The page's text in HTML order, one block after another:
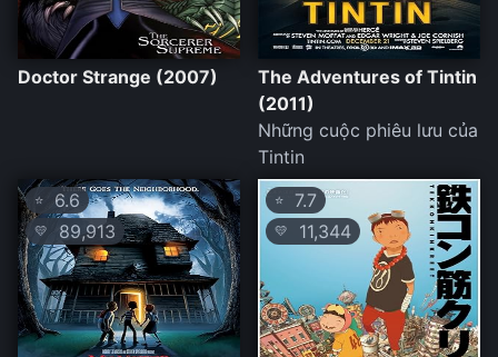
Doctor Strange (2007)
The Adventures of Tintin
(2011)
Những cuộc phiêu lưu của
Tintin
⭐ 6.6
💛 89,913
⭐ 7.7
💛 11,344